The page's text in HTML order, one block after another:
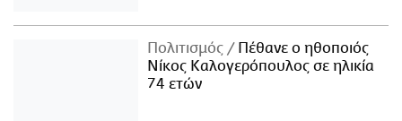
Πολιτισμός
Πέθανε ο ηθοποιός
Νίκος Καλογερόπουλος σε ηλικία
74 ετών